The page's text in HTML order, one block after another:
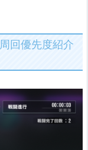
回優先度紹介